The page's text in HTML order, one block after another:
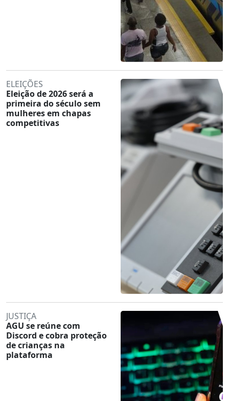
ELEIÇÕES
Eleição de 2026 será a
primeira do século sem
mulheres em chapas
competitivas
JUSTIÇA
AGU se reúne com
Discord e cobra proteção
de crianças na
plataforma